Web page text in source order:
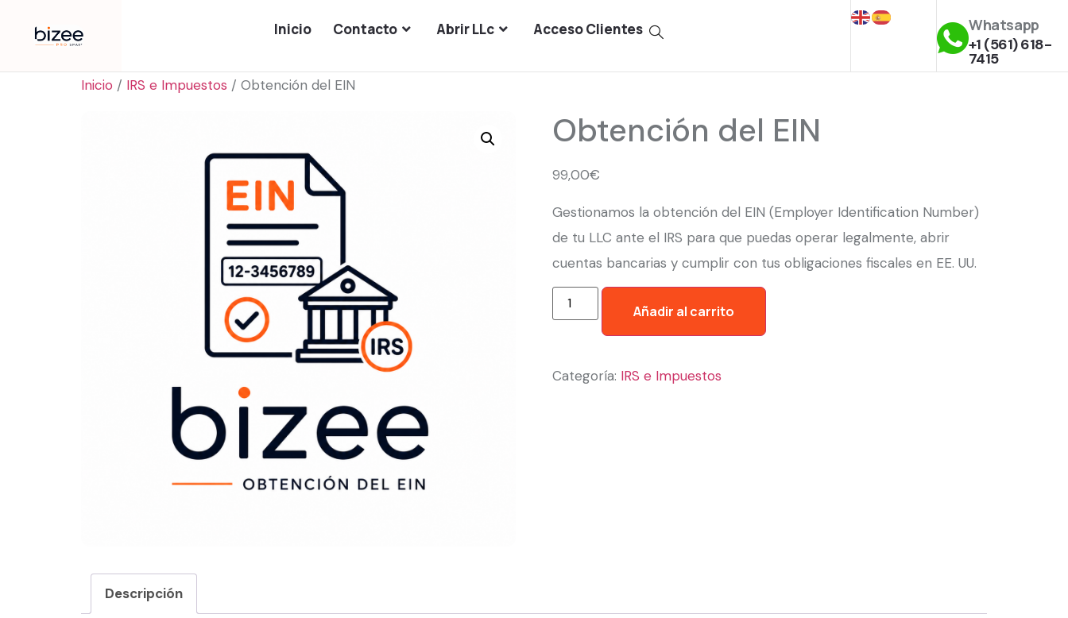
Inicio Contacto Abrir LLc Acceso Clientes
Whatsapp
+1 (561) 618-
7415
Inicio / IRS e Impuestos / Obtención del EIN
Obtención del EIN
99,00€
Gestionamos la obtención del EIN (Employer Identification Number)
de tu LLC ante el IRS para que puedas operar legalmente, abrir
cuentas bancarias y cumplir con tus obligaciones fiscales en EE. UU.
Añadir al carrito
Categoría: IRS e Impuestos
Descripción